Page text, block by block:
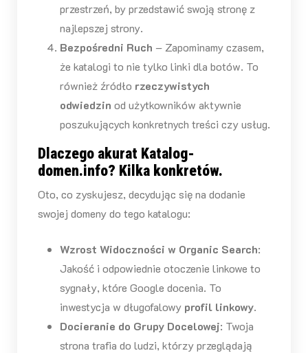
przestrzeń, by przedstawić swoją stronę z
najlepszej strony.
Bezpośredni Ruch – Zapominamy czasem,
że katalogi to nie tylko linki dla botów. To
również źródło rzeczywistych
odwiedzin od użytkowników aktywnie
poszukujących konkretnych treści czy usług.
Dlaczego akurat Katalog-
domen.info? Kilka konkretów.
Oto, co zyskujesz, decydując się na dodanie
swojej domeny do tego katalogu:
Wzrost Widoczności w Organic Search:
Jakość i odpowiednie otoczenie linkowe to
sygnały, które Google docenia. To
inwestycja w długofalowy profil linkowy.
Docieranie do Grupy Docelowej: Twoja
strona trafia do ludzi, którzy przeglądają